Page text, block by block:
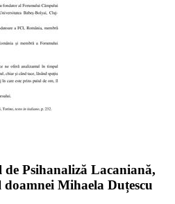
Psihanaliză Lacaniană,
doamnei Mihaela Duțescu